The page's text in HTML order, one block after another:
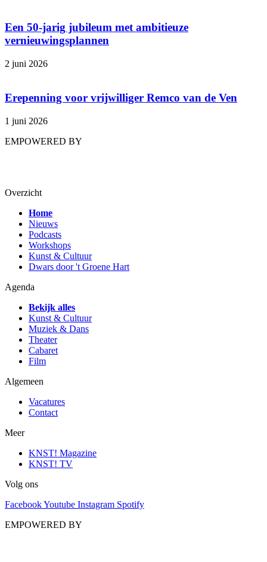
Een 50-jarig jubileum met ambitieuze
vernieuwingsplannen
2 juni 2026
Erepenning voor vrijwilliger Remco van de Ven
1 juni 2026
EMPOWERED BY
Overzicht
Home
Nieuws
Podcasts
Workshops
Kunst & Cultuur
Dwars door 't Groene Hart
Agenda
Bekijk alles
Kunst & Cultuur
Muziek & Dans
Theater
Cabaret
Film
Algemeen
Vacatures
Contact
Meer
KNST! Magazine
KNST! TV
Volg ons
FacebookYoutube Instagram Spotify
EMPOWERED BY